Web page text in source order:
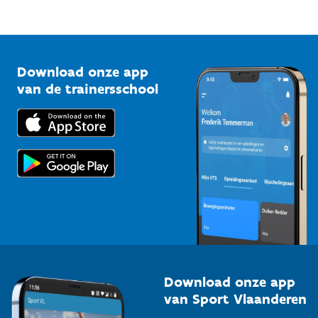
Bedrijven
Trainers en begeleiders
Topsporters
Vlaamse Trainersschool
Kennisplatform
Downloads
Voor de pers
Download onze app
van de trainersschool
Download onze app
van Sport Vlaanderen